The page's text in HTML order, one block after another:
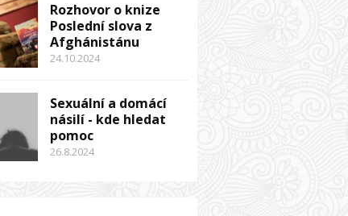
Rozhovor o knize
Poslední slova z
Afghánistánu
24.10.2024
Sexuální a domácí
násilí - kde hledat
pomoc
26.8.2024